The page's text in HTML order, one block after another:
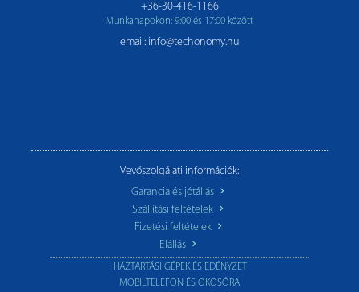
+36-30-416-1166
Munkanapokon: 9:00 és 17:00 között
email: info@techonomy.hu
Vevőszolgálati információk:
Garancia és jótállás
Szállítási feltételek
Fizetési feltételek
Elállás
HÁZTARTÁSI GÉPEK ÉS EDÉNYZET
MOBILTELEFON ÉS OKOSÓRA